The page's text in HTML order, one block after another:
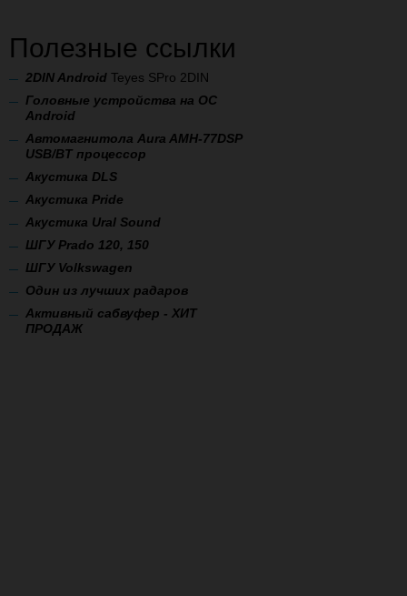
Полезные ссылки
2DIN Android Teyes SPro 2DIN
Головные устройства на ОС
Android
Автомагнитола Aura AMH-77DSP
USB/BT процессор
Акустика DLS
Акустика Pride
Акустика Ural Sound
ШГУ Prado 120, 150
ШГУ Volkswagen
Один из лучших радаров
Активный сабвуфер - ХИТ
ПРОДАЖ